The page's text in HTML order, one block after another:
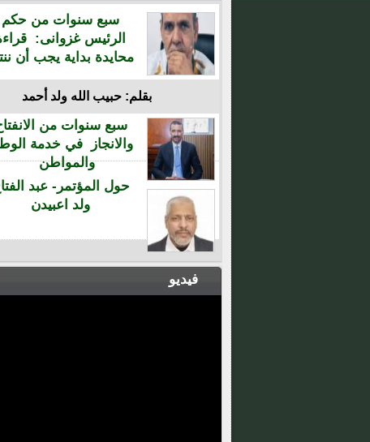
سبع سنوات من حكم
الرئيس غزوانى:
محايدة بداية يجب أن
بقلم: حبيب الله ولد أحمد
سبع سنوات من
والانجاز في خدمة
والمواطن
حول المؤتمر- عبد
ولد اعبيدن
فيديو